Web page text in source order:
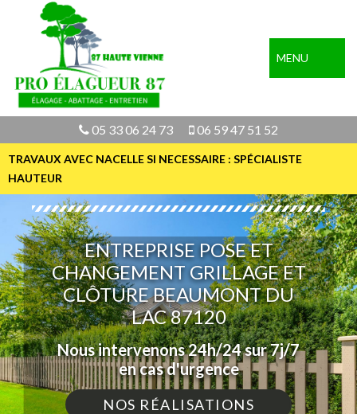
MENU
05 33 06 24 73 06 59 47 51 52
TRAVAUX AVEC NACELLE SI NECESSAIRE : SPÉCIALISTE
HAUTEUR
ENTREPRISE POSE ET
CHANGEMENT GRILLAGE ET
CLÔTURE BEAUMONT DU
LAC 87120
Nous intervenons 24h/24 sur 7j/7
en cas d'urgence
NOS RÉALISATIONS